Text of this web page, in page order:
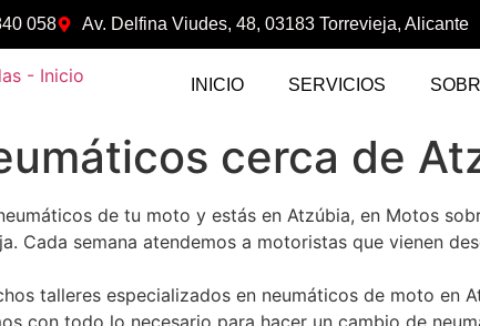
058 Av. Delfina Viudes, 48, 03183 Torrevieja, Alicante
INICIO SERVICIOS
cerca de
de tu moto y estás en Atzúbia, en Motos
Cada semana atendemos a motoristas que vienen
talleres especializados en neumáticos de moto en
con todo lo necesario para hacer un cambio de